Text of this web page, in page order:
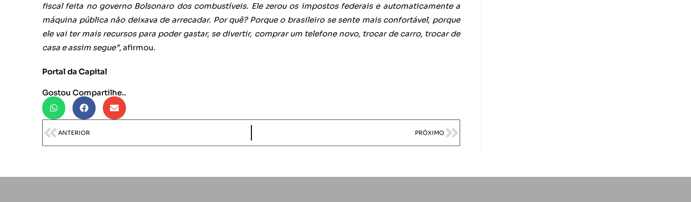
fiscal feita no governo Bolsonaro dos combustíveis. Ele zerou os impostos federais e automaticamente a
máquina pública não deixava de arrecadar. Por quê? Porque o brasileiro se sente mais confortável, porque
ele vai ter mais recursos para poder gastar, se divertir, comprar um telefone novo, trocar de carro, trocar de
casa e assim segue”, afirmou.
Portal da Capital
Gostou Compartilhe..
ANTERIOR PRÓXIMO